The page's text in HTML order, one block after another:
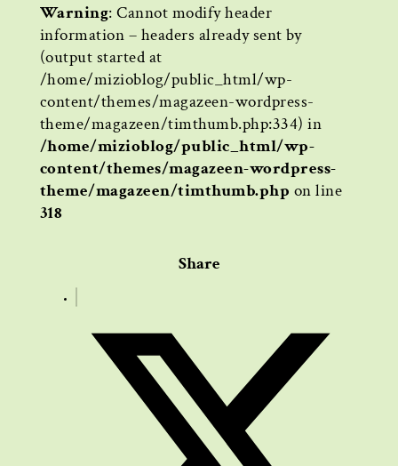
Warning: Cannot modify header
information – headers already sent by
(output started at
/home/mizioblog/public_html/wp-
content/themes/magazeen-wordpress-
theme/magazeen/timthumb.php:334) in
/home/mizioblog/public_html/wp-
content/themes/magazeen-wordpress-
theme/magazeen/timthumb.php on line
318
Share